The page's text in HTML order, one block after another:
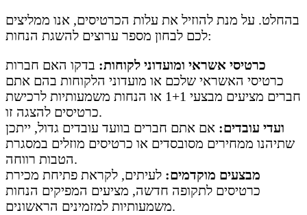
בהחלט. על מנת להוזיל את עלות הכרטיסים, אנו ממליצים
לכם לבחון מספר ערוצים להשגת הנחות:
כרטיסי אשראי ומועדוני לקוחות: בדקו האם חברות
כרטיסי האשראי שלכם או מועדוני הלקוחות בהם אתם
חברים מציעים מבצעי 1+1 או הנחות משמעותיות לרכישת
כרטיסים להצגה זו.
ועדי עובדים: אם אתם חברים בוועד עובדים גדול, ייתכן
שתיהנו ממחירים מסובסדים או כרטיסים מוזלים במסגרת
הטבות רווחה.
מבצעים מוקדמים: לעיתים, לקראת פתיחת מכירת
כרטיסים לתקופה חדשה, מציעים המפיקים הנחות
משמעותיות למזמינים הראשונים.